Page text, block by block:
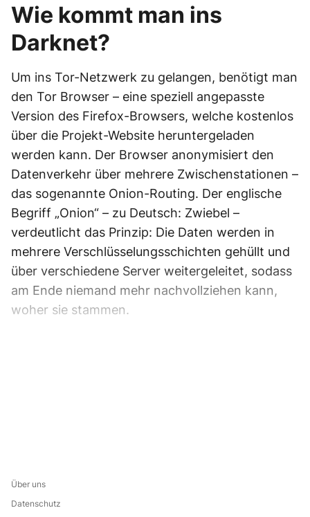
Wie kommt man ins
Darknet?
Um ins Tor-Netzwerk zu gelangen, benötigt man
den Tor Browser – eine speziell angepasste
Version des Firefox-Browsers, welche kostenlos
über die Projekt-Website heruntergeladen
werden kann. Der Browser anonymisiert den
Datenverkehr über mehrere Zwischenstationen –
das sogenannte Onion-Routing. Der englische
Begriff „Onion“ – zu Deutsch: Zwiebel –
verdeutlicht das Prinzip: Die Daten werden in
mehrere Verschlüsselungsschichten gehüllt und
über verschiedene Server weitergeleitet, sodass
am Ende niemand mehr nachvollziehen kann,
woher sie stammen.
Über uns
Datenschutz